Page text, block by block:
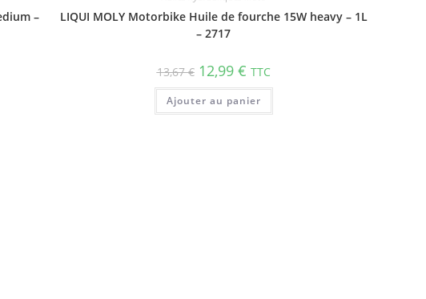
–
LIQUI MOLY Motorbike Huile de fourche 15W heavy – 1L
– 2717
13,67€ 12,99 € TTC
Ajouter au panier